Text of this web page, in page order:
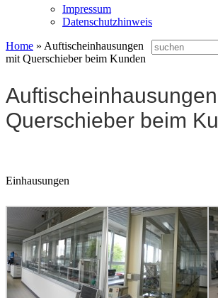
Impressum
Datenschutzhinweis
Home » Auftischeinhausungen
mit Querschieber beim Kunden
Querschieber beim
Einhausungen